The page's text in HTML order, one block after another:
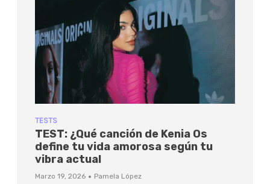
TESTS
TEST: ¿Qué canción de Kenia Os
define tu vida amorosa según tu
vibra actual
Marzo 19, 2026 · Pamela López